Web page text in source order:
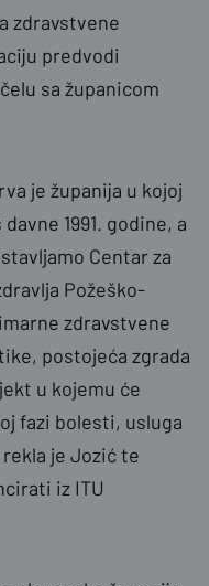
zdravstvene
predvodi
sa županicom
je županija u kojoj
1991. godine, a
Centar za
Požeško-
zdravstvene
postojeća zgrada
u kojemu će
fazi bolesti, usluga
je Jozić te
iz ITU